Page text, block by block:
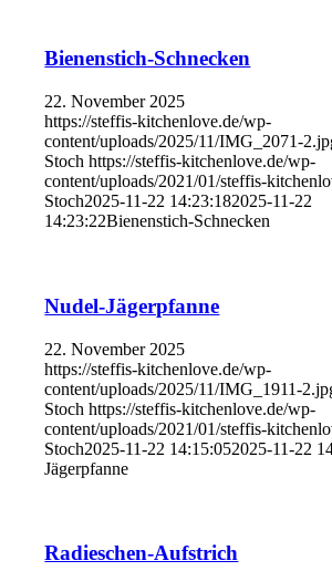
Bienenstich-Schnecken
22. November 2025
https://steffis-kitchenlove.de/wp-
content/uploads/2025/11/IMG_2071-
Stoch https://steffis-kitchenlove.de/wp-
content/uploads/2021/01/steffis-
Stoch2025-11-22 14:23:182025-11-22
14:23:22Bienenstich-Schnecken
Nudel-Jägerpfanne
22. November 2025
https://steffis-kitchenlove.de/wp-
content/uploads/2025/11/IMG_1911-
Stoch https://steffis-kitchenlove.de/wp-
content/uploads/2021/01/steffis-
Stoch2025-11-22 14:15:052025-11-22
Jägerpfanne
Radieschen-Aufstrich